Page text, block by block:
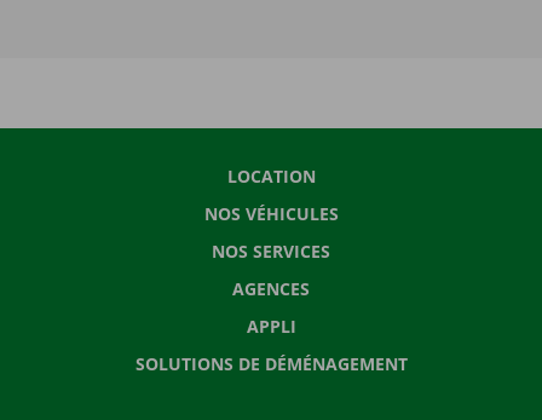
LOCATION
NOS VÉHICULES
NOS SERVICES
AGENCES
APPLI
SOLUTIONS DE DÉMÉNAGEMENT